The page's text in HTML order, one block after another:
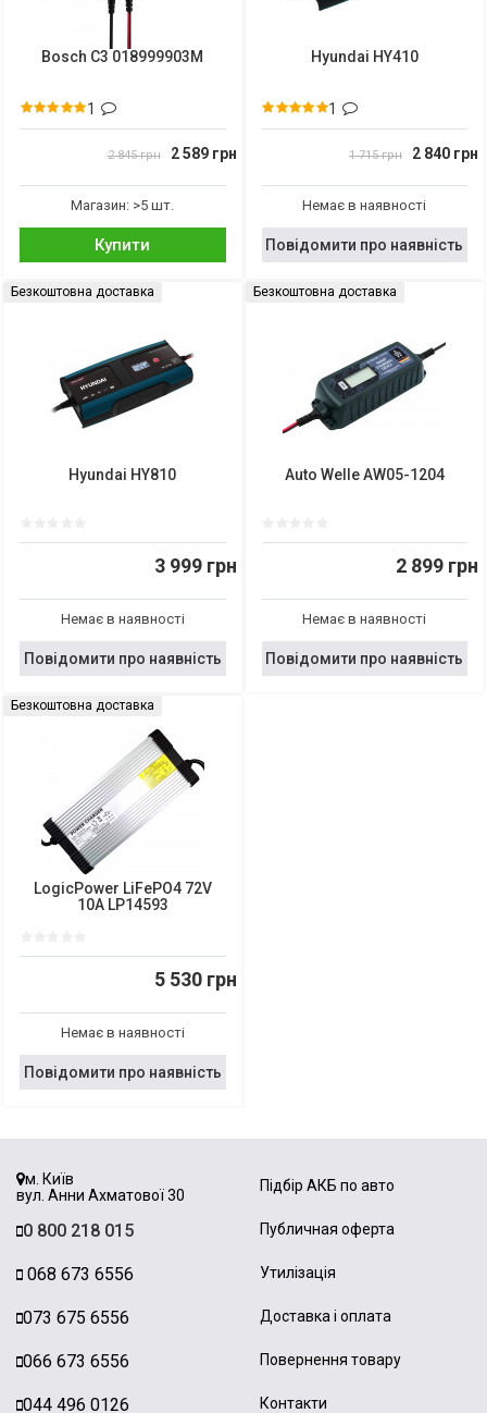
Bosch C3 018999903M
1
2 845 грн 2 589 грн
Магазин: >5 шт.
Купити
Hyundai HY410
1
1 715 грн 2 840 грн
Немає в наявності
Повідомити про наявність
Безкоштовна доставка
Hyundai HY810
3 999 грн
Немає в наявності
Повідомити про наявність
Безкоштовна доставка
Auto Welle AW05-1204
2 899 грн
Немає в наявності
Повідомити про наявність
Безкоштовна доставка
LogicPower LiFePO4 72V
10A LP14593
5 530 грн
Немає в наявності
Повідомити про наявність
м. Київ
вул. Анни Ахматової 30
0 800 218 015
068 673 6556
073 675 6556
066 673 6556
044 496 0126
Підбір АКБ по авто
Публичная оферта
Утилізація
Доставка і оплата
Повернення товару
Контакти